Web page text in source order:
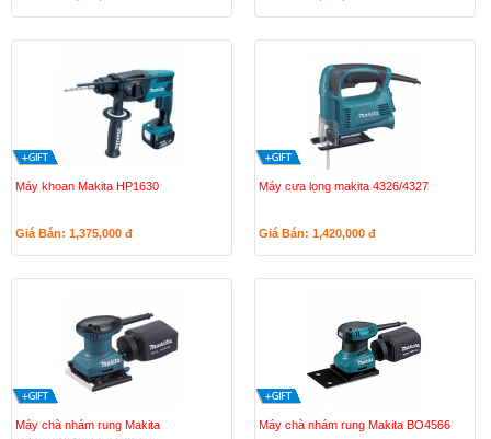
Máy khoan Makita HP1630
Giá Bán: 1,375,000 đ
Máy cưa lọng makita 4326/4327
Giá Bán: 1,420,000 đ
Máy chà nhám rung Makita
Máy chà nhám rung Makita BO4566